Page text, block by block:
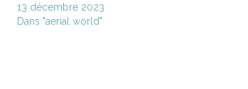
13 décembre 2023
Dans "aerial world"